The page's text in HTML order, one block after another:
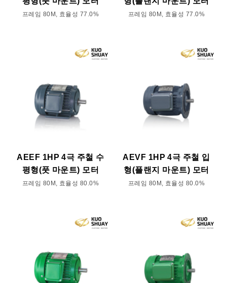
프레임 80M, 효율성 77.0% 프레임 80M, 효율성 77.0%
AEEF 1HP 4극 주철 수
평형(풋 마운트) 모터
프레임 80M, 효율성 80.0%
AEVF 1HP 4극 주철 입
형(플랜지 마운트) 모터
프레임 80M, 효율성 80.0%